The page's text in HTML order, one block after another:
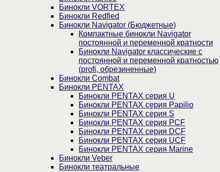
Бинокли VORTEX
Бинокли Redfied
Бинокли Navigator (Бюджетные)
Компактные бинокли Navigator
постоянной и переменной кратности
Бинокли Navigator классические с
постоянной и переменной кратностью
(profi, обрезиненные)
Бинокли Combat
Бинокли PENTAX
Бинокли PENTAX серия U
Бинокли PENTAX серия Papilio
Бинокли PENTAX серия S
Бинокли PENTAX серия PCF
Бинокли PENTAX серия DCF
Бинокли PENTAX серия UCF
Бинокли PENTAX серия Marine
Бинокли Veber
Бинокли театральные